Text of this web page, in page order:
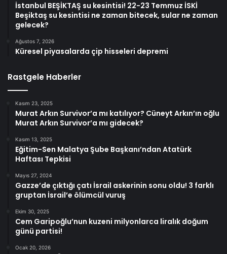
İstanbul BEŞİKTAŞ su kesintisi! 22-23 Temmuz İSKİ
Beşiktaş su kesintisi ne zaman bitecek, sular ne zaman
gelecek?
Ağustos 7, 2026
Küresel piyasalarda çip hisseleri depremi
Rastgele Haberler
Kasım 23, 2025
Murat Arkın Survivor’a mı katılıyor? Cüneyt Arkın’ın oğlu
Murat Arkın Survivor’a mı gidecek?
Kasım 13, 2025
Eğitim-Sen Malatya Şube Başkanı’ndan Atatürk
Haftası Tepkisi
Mayıs 27, 2024
Gazze’de çıktığı çatı İsrail askerinin sonu oldu! 3 farklı
gruptan İsrail’e ölümcül vuruş
Ekim 30, 2025
Cem Garipoğlu’nun kuzeni milyonlarca liralık doğum
günü partisi!
Ocak 20, 2026